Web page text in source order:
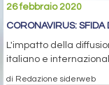
26 febbraio 2020
CORONAVIRUS: SFIDA
L'impatto della
italiano e
di Redazione siderweb